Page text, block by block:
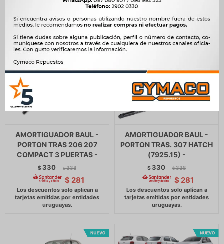
AMORTIGUADOR BAUL -
PORTON TRAS 206 207
COMPACT 3 PUERTAS -
$ 330 $ 338
$ 281
AMORTIGUADOR BAUL -
PORTON TRAS. 307 HATCH
(7925.15) -
$ 330 $ 338
$ 281